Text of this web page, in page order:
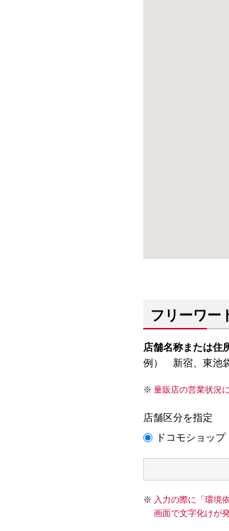
フリーワー
店舗名称または住
例） 新宿、東池
量販店の営業状況
店舗区分を指定
ドコモショップ
入力の際に「環境
画面で文字化けが